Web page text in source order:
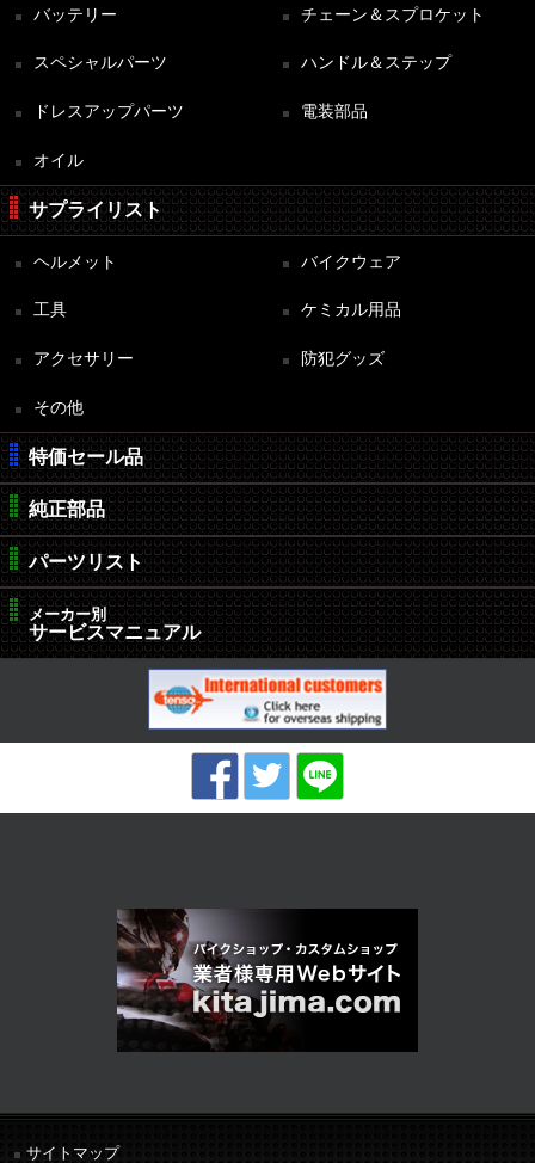
バッテリー チェーン＆スプロケット
スペシャルパーツ ハンドル＆ステップ
ドレスアップパーツ 電装部品
オイル
サプライリスト
ヘルメット バイクウェア
工具 ケミカル用品
アクセサリー 防犯グッズ
その他
特価セール品
純正部品
パーツリスト
メーカー別
サービスマニュアル
サイトマップ